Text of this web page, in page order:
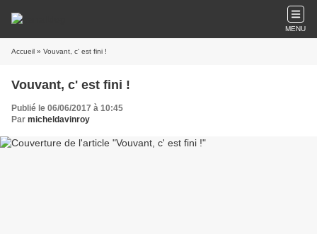
MENU
Accueil » Vouvant, c' est fini !
Vouvant, c' est fini !
Publié le 06/06/2017 à 10:45
Par micheldavinroy